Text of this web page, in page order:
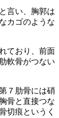
と言い、胸郭は
カゴのような
ており、前面
軟骨がつない
７肋骨には硝
骨と直接つな
切痕というく